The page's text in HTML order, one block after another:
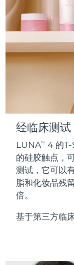
经临床测试
LUNATM 4 的
的硅胶触点，
测试，它可以
脂和化妆品残
倍。
基于第三方临
All
All
All
All
All
All
脱毛
眼
毛孔护理
2-
牙齿美白
NEW
更多的
法国
法属波利尼西亚
德国
中国香港特别行
匈牙利
冰岛
印度尼西亚
爱尔兰